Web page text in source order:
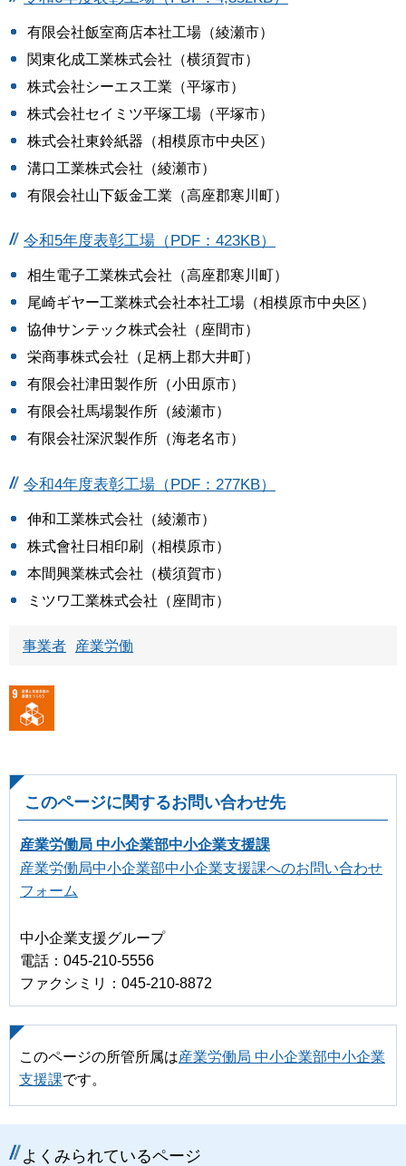
有限会社飯室商店本社工場（綾瀬市）
関東化成工業株式会社（横須賀市）
株式会社シーエス工業（平塚市）
株式会社セイミツ平塚工場（平塚市）
株式会社東鈴紙器（相模原市中央区）
溝口工業株式会社（綾瀬市）
有限会社山下鈑金工業（高座郡寒川町）
令和5年度表彰工場（PDF：423KB）
相生電子工業株式会社（高座郡寒川町）
尾崎ギヤー工業株式会社本社工場（相模原市中央区）
協伸サンテック株式会社（座間市）
栄商事株式会社（足柄上郡大井町）
有限会社津田製作所（小田原市）
有限会社馬場製作所（綾瀬市）
有限会社深沢製作所（海老名市）
令和4年度表彰工場（PDF：277KB）
伸和工業株式会社（綾瀬市）
株式會社日相印刷（相模原市）
本間興業株式会社（横須賀市）
ミツワ工業株式会社（座間市）
事業者 産業労働
このページに関するお問い合わせ先
産業労働局 中小企業部中小企業支援課
産業労働局中小企業部中小企業支援課へのお問い合わせ
フォーム
中小企業支援グループ
電話：045-210-5556
ファクシミリ：045-210-8872
このページの所管所属は産業労働局 中小企業部中小企業
支援課です。
よくみられているページ